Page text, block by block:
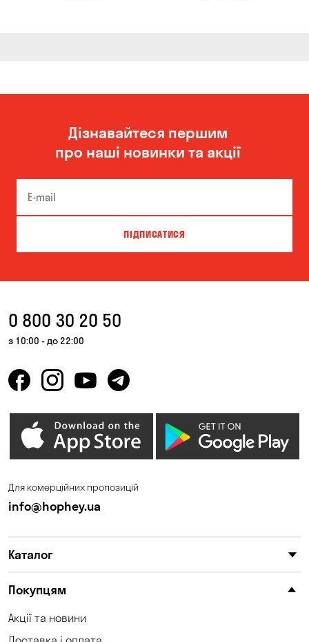
Дізнавайтеся першим
про наші новинки та акції
ПІДПИСАТИСЯ
0 800 30 20 50
з 10:00 - до 22:00
Для комерційних пропозицій
info@hophey.ua
Каталог
Покупцям
Акції та новини